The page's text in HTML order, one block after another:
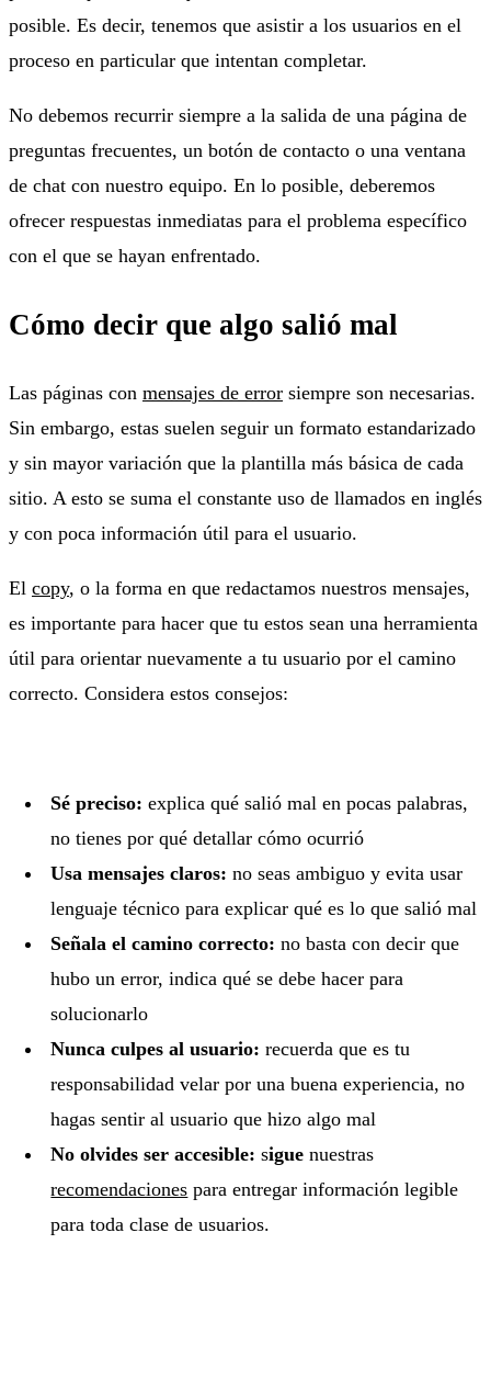
posible. Es decir, tenemos que asistir a los usuarios en el
proceso en particular que intentan completar.
No debemos recurrir siempre a la salida de una página de
preguntas frecuentes, un botón de contacto o una ventana
de chat con nuestro equipo. En lo posible, deberemos
ofrecer respuestas inmediatas para el problema específico
con el que se hayan enfrentado.
Cómo decir que algo salió mal
Las páginas con mensajes de error siempre son necesarias.
Sin embargo, estas suelen seguir un formato estandarizado
y sin mayor variación que la plantilla más básica de cada
sitio. A esto se suma el constante uso de llamados en inglés
y con poca información útil para el usuario.
El copy, o la forma en que redactamos nuestros mensajes,
es importante para hacer que tu estos sean una herramienta
útil para orientar nuevamente a tu usuario por el camino
correcto. Considera estos consejos:
Sé preciso: explica qué salió mal en pocas palabras,
no tienes por qué detallar cómo ocurrió
Usa mensajes claros: no seas ambiguo y evita usar
lenguaje técnico para explicar qué es lo que salió mal
Señala el camino correcto:no basta con decir que
hubo un error, indica qué se debe hacer para
solucionarlo
Nunca culpes al usuario: recuerda que es tu
responsabilidad velar por una buena experiencia, no
hagas sentir al usuario que hizo algo mal
No olvides ser accesible:sigue nuestras
recomendaciones para entregar información legible
para toda clase de usuarios.